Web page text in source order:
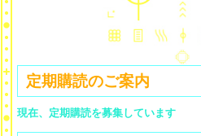
定期購読のご案内
現在、定期購読を募集しています